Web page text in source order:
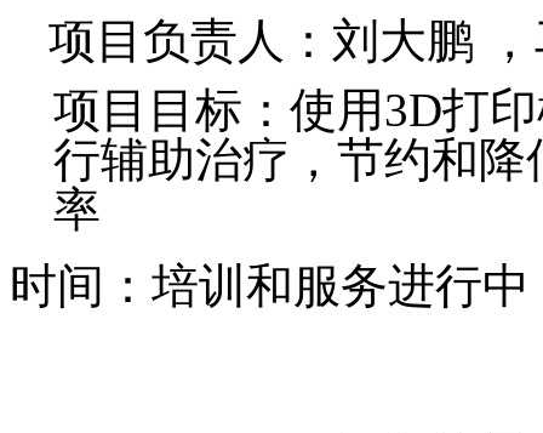
项目负责人：刘大鹏
项目目标：使用3D打
行辅助治疗，节约和
率
时间：培训和服务进行中